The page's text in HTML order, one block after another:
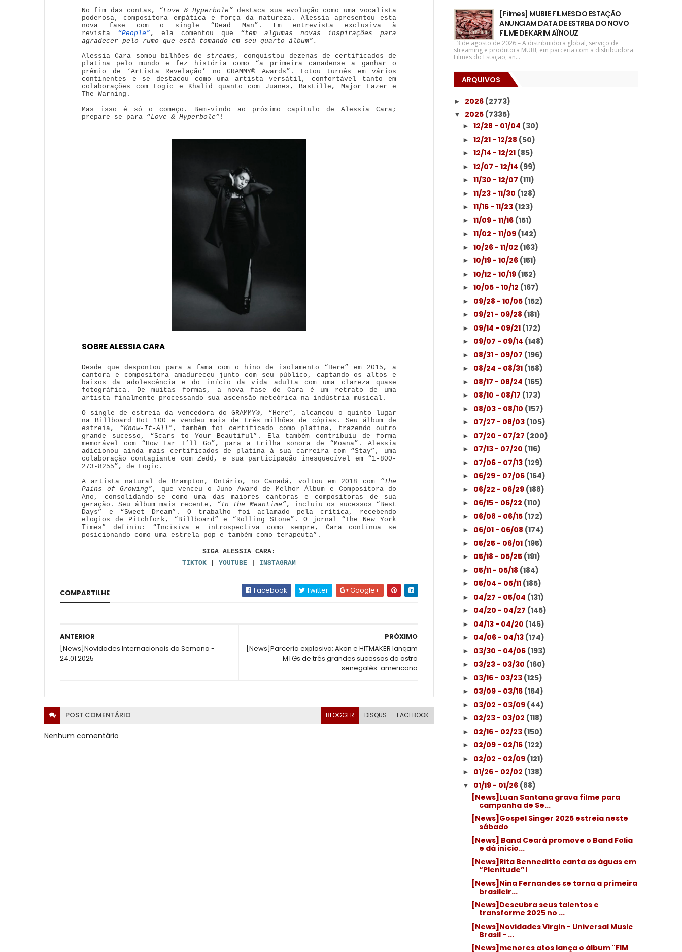
No fim das contas, “Love & Hyperbole” destaca sua evolução como uma vocalista
poderosa, compositora empática e força da natureza. Alessia apresentou esta
nova fase com o single “Dead Man”. Em entrevista exclusiva à
revista “People” , ela comentou que “tem algumas novas inspirações para
agradecer pelo rumo que está tomando em seu quarto álbum”.
Alessia Cara somou bilhões destreams , conquistou dezenas de certificados de
platina pelo mundo e fez história como “a primeira canadense a ganhar o
prêmio de ‘Artista Revelação’ no GRAMMY® Awards”. Lotou turnês em vários
continentes e se destacou como uma artista versátil, confortável tanto em
colaborações com Logic e Khalid quanto com Juanes, Bastille, Major Lazer e
The Warning.
Mas isso é só o começo. Bem-vindo ao próximo capítulo de Alessia Cara;
prepare-se para “Love & Hyperbole” !
SOBRE ALESSIA CARA
Desde que despontou para a fama com o hino de isolamento “Here” em 2015, a
cantora e compositora amadureceu junto com seu público, captando os altos e
baixos da adolescência e do início da vida adulta com uma clareza quase
fotográfica. De muitas formas, a nova fase de Cara é um retrato de uma
artista finalmente processando sua ascensão meteórica na indústria musical.
O single de estreia da vencedora do GRAMMY®, “Here”, alcançou o quinto lugar
na Billboard Hot 100 e vendeu mais de três milhões de cópias. Seu álbum de
estreia, “Know-It-All” , também foi certificado como platina, trazendo outro
grande sucesso, “Scars to Your Beautiful”. Ela também contribuiu de forma
memorável com “How Far I’ll Go”, para a trilha sonora de “Moana”. Alessia
adicionou ainda mais certificados de platina à sua carreira com “Stay”, uma
colaboração contagiante com Zedd, e sua participação inesquecível em “1-800-
273-8255”, de Logic.
A artista natural de Brampton, Ontário, no Canadá, voltou em 2018 com “The
Pains of Growing” , que venceu o Juno Award de Melhor Álbum e Compositora do
Ano, consolidando-se como uma das maiores cantoras e compositoras de sua
geração. Seu álbum mais recente, “In The Meantime” , incluiu os sucessos “Best
Days” e “Sweet Dream”. O trabalho foi aclamado pela crítica, recebendo
elogios de Pitchfork, “Billboard” e “Rolling Stone”. O jornal “The New York
Times” definiu: “Incisiva e introspectiva como sempre, Cara continua se
posicionando como uma estrela pop e também como terapeuta”.
SIGA ALESSIA CARA:
TIKTOK
|YOUTUBE INSTAGRAM
COMPARTILHE Facebook Twitter Google+
PRÓXIMO
[News]Parceria explosiva: Akon e HITMAKER lançam
MTGs de três grandes sucessos do astro
senegalês-americano
ANTERIOR
[News]Novidades Internacionais da Semana -
24.01.2025
POST COMENTÁRIO BLOGGER DISQUS FACEBOOK
Nenhum comentário
[Filmes] MUBI E FILMES DO ESTAÇÃO
ANUNCIAM DATA DE ESTREIA DO NOVO
FILME DE KARIM AÏNOUZ
3 de agosto de 2026 – A distribuidora global, serviço de
streaming e produtora MUBI, em parceria com a distribuidora
Filmes do Estação, an...
ARQUIVOS
► 2026 (2773)
▼ 2025 (7335)
►12/28 - 01/04 (30)
►12/21 - 12/28 (50)
►12/14 - 12/21 (85)
►12/07 - 12/14 (99)
►11/30 - 12/07 (111)
►11/23 - 11/30 (128)
►11/16 - 11/23 (123)
►11/09 - 11/16 (151)
►11/02 - 11/09 (142)
►10/26 - 11/02 (163)
►10/19 - 10/26 (151)
►10/12 - 10/19 (152)
►10/05 - 10/12 (167)
► 09/28 - 10/05 (152)
► 09/21 - 09/28 (181)
► 09/14 - 09/21 (172)
► 09/07 - 09/14 (148)
► 08/31 - 09/07 (196)
► 08/24 - 08/31 (158)
► 08/17 - 08/24 (165)
► 08/10 - 08/17 (173)
► 08/03 - 08/10 (157)
► 07/27 - 08/03 (105)
► 07/20 - 07/27 (200)
► 07/13 - 07/20 (116)
► 07/06 - 07/13 (129)
► 06/29 - 07/06 (164)
► 06/22 - 06/29 (188)
► 06/15 - 06/22 (110)
► 06/08 - 06/15 (172)
► 06/01 - 06/08 (174)
► 05/25 - 06/01 (195)
► 05/18 - 05/25 (191)
► 05/11 - 05/18 (184)
► 05/04 - 05/11 (185)
► 04/27 - 05/04 (131)
► 04/20 - 04/27 (145)
► 04/13 - 04/20 (146)
► 04/06 - 04/13 (174)
► 03/30 - 04/06 (193)
► 03/23 - 03/30 (160)
► 03/16 - 03/23 (125)
► 03/09 - 03/16 (164)
► 03/02 - 03/09 (44)
► 02/23 - 03/02 (118)
► 02/16 - 02/23 (150)
► 02/09 - 02/16 (122)
► 02/02 - 02/09 (121)
► 01/26 - 02/02 (138)
▼ 01/19 - 01/26 (88)
[News]Luan Santana grava filme para
campanha de Se...
[News]Gospel Singer 2025 estreia neste
sábado
[News] Band Ceará promove o Band Folia
e dá início...
[News]Rita Benneditto canta as águas em
“Plenitude”!
[News]Nina Fernandes se torna a primeira
brasileir...
[News]Descubra seus talentos e
transforme 2025 no ...
[News]Novidades Virgin - Universal Music
Brasil - ...
[News]menores atos lança o álbum "FIM